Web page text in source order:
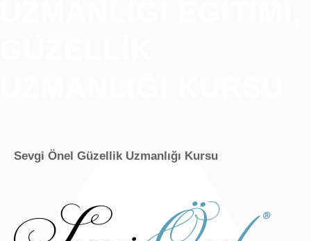
Sevgi Önel Güzellik Uzmanlığı Kursu